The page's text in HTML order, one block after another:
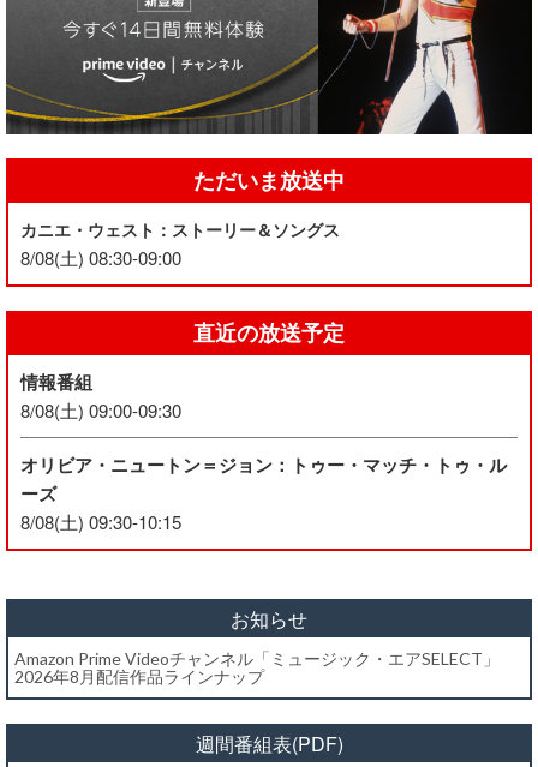
ただいま放送中
カニエ・ウェスト：ストーリー＆ソングス
8/08(土) 08:30-09:00
直近の放送予定
情報番組
8/08(土) 09:00-09:30
オリビア・ニュートン＝ジョン：トゥー・マッチ・トゥ・ル
ーズ
8/08(土) 09:30-10:15
お知らせ
Amazon Prime Videoチャンネル「ミュージック・エアSELECT」
2026年8月配信作品ラインナップ
週間番組表(PDF)